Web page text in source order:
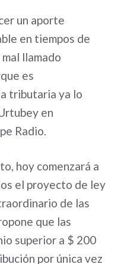
un aporte
en tiempos de
llamado
es
tributaria ya lo
en
Radio.
hoy comenzará a
el proyecto de ley
de las
que las
superior a $ 200
por única vez